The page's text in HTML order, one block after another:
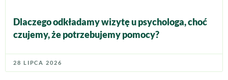
Dlaczego odkładamy wizytę u psychologa, choć
czujemy, że potrzebujemy pomocy?
28 LIPCA 2026